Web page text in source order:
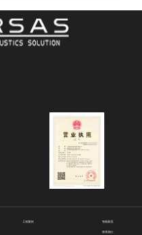
工程案例 智能家居
联系我们